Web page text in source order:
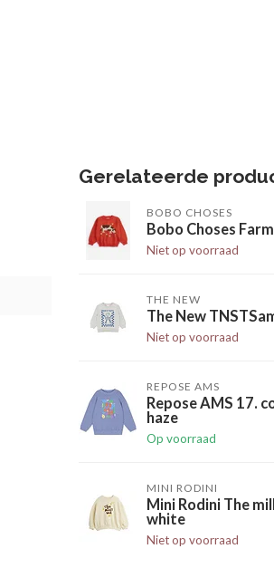
Gerelateerde
BOBO CHOSES
Bobo Choses
Niet op voorraad
THE NEW
The New
Niet op voorraad
REPOSE AMS
Repose AMS 17.
haze
Op voorraad
MINI RODINI
Mini Rodini The
white
Niet op voorraad